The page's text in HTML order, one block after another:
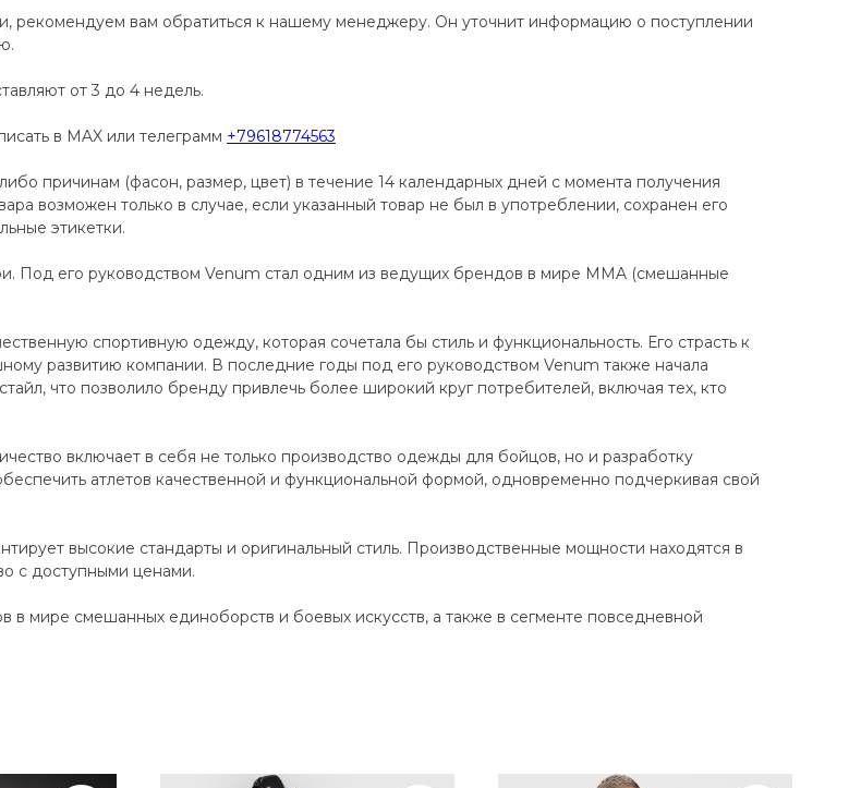
рекомендуем вам обратиться к нашему менеджеру. Он уточнит информацию о поступлении
от 3 до 4 недель.
в MAX или телеграмм +79618774563
причинам (фасон, размер, цвет) в течение 14 календарных дней с момента получения
возможен только в случае, если указанный товар не был в употреблении, сохранен его
этикетки.
его руководством Venum стал одним из ведущих брендов в мире MMA (смешанные
спортивную одежду, которая сочетала бы стиль и функциональность. Его страсть к
развитию компании. В последние годы под его руководством Venum также начала
что позволило бренду привлечь более широкий круг потребителей, включая тех, кто
включает в себя не только производство одежды для бойцов, но и разработку
атлетов качественной и функциональной формой, одновременно подчеркивая свой
высокие стандарты и оригинальный стиль. Производственные мощности находятся в
с доступными ценами.
мире смешанных единоборств и боевых искусств, а также в сегменте повседневной